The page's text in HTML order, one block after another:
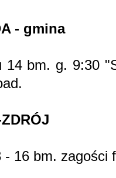
- gmina
14 bm. g. 9:30
- 16 bm. zagości